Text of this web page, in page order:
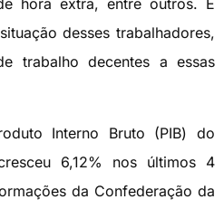
hora extra, entre outros. É
desses trabalhadores,
trabalho decentes a essas
Interno Bruto (PIB) do
6,12% nos últimos 4
da Confederação da